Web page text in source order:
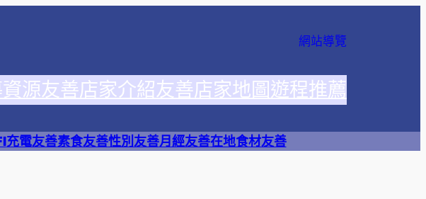
網站導覽
源友善店家介紹友善店家地圖遊程推薦
充電友善素食友善性別友善月經友善在地食材友善